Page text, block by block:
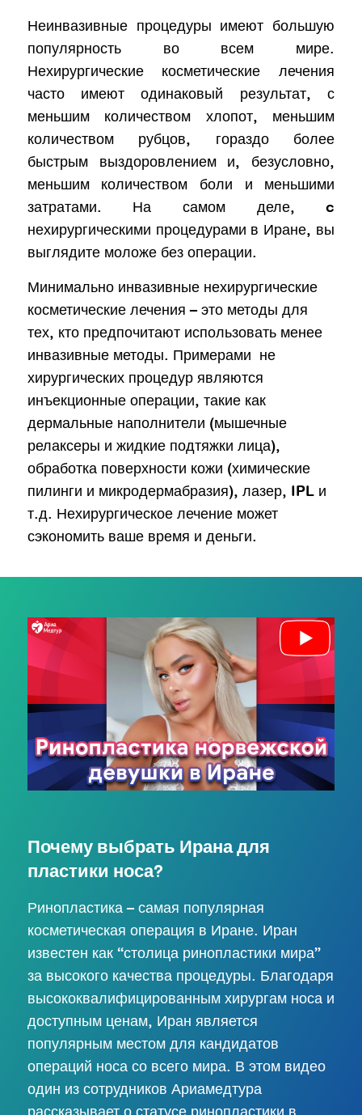
Неинвазивные процедуры имеют большую
популярность во всем мире.
Нехирургические косметические лечения
часто имеют одинаковый результат, с
меньшим количеством хлопот, меньшим
количеством рубцов, гораздо более
быстрым выздоровлением и, безусловно,
меньшим количеством боли и меньшими
затратами. На самом деле, c
нехирургическими процедурами в Иране, вы
выглядите моложе без операции.
Минимально инвазивные нехирургические
косметические лечения – это методы для
тех, кто предпочитают использовать менее
инвазивные методы. Примерами не
хирургических процедур являются
инъекционные операции, такие как
дермальные наполнители (мышечные
релаксеры и жидкие подтяжки лица),
обработка поверхности кожи (химические
пилинги и микродермабразия), лазер, IPL и
т.д. Нехирургическое лечение может
сэкономить ваше время и деньги.
Почему выбрать Ирана для
пластики носа?
Ринопластика – самая популярная
косметическая операция в Иране. Иран
известен как “столица ринопластики мира”
за высокого качества процедуры. Благодаря
высококвалифицированным хирургам носа и
доступным ценам, Иран является
популярным местом для кандидатов
операций носа со всего мира. В этом видео
один из сотрудников Ариамедтура
рассказывает о статусе ринопластики в